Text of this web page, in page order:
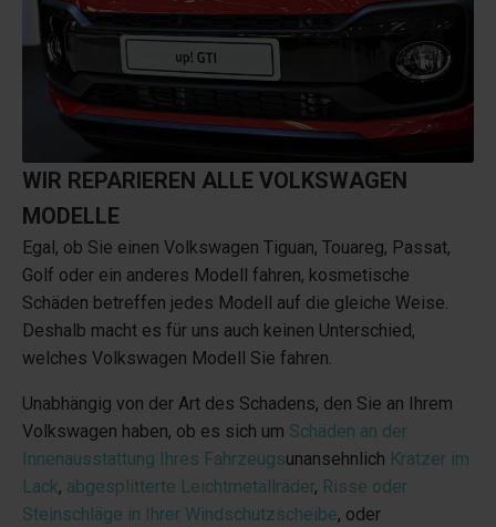
WIR REPARIEREN ALLE VOLKSWAGEN
MODELLE
Egal, ob Sie einen Volkswagen Tiguan, Touareg, Passat,
Golf oder ein anderes Modell fahren, kosmetische
Schäden betreffen jedes Modell auf die gleiche Weise.
Deshalb macht es für uns auch keinen Unterschied,
welches Volkswagen Modell Sie fahren.
Unabhängig von der Art des Schadens, den Sie an Ihrem
Volkswagen haben, ob es sich um Schäden an der
Innenausstattung Ihres Fahrzeugsunansehnlich Kratzer im
Lack, abgesplitterte Leichtmetallräder, Risse oder
Steinschläge in Ihrer Windschutzscheibe, oder